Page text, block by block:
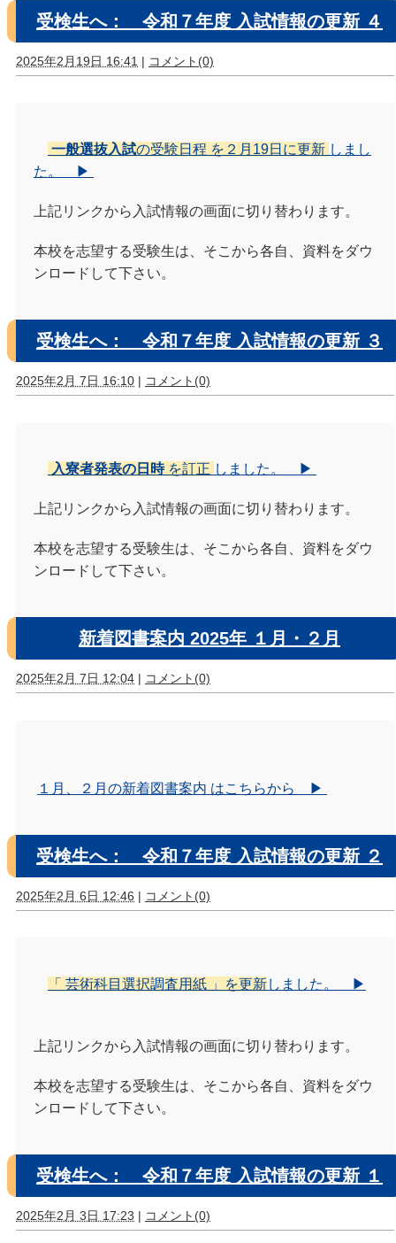
受検生へ： 令和７年度 入試情報の更新 ４
2025年2月19日 16:41 | コメント(0)
一般選抜入試の受験日程 を２月19日に更新 しまし
た。 ▶
上記リンクから入試情報の画面に切り替わります。
本校を志望する受験生は、そこから各自、資料をダウ
ンロードして下さい。
受検生へ： 令和７年度 入試情報の更新 ３
2025年2月 7日 16:10 | コメント(0)
入寮者発表の日時 を訂正 しました。 ▶
上記リンクから入試情報の画面に切り替わります。
本校を志望する受験生は、そこから各自、資料をダウ
ンロードして下さい。
新着図書案内 2025年 １月・２月
2025年2月 7日 12:04 | コメント(0)
１月、２月の新着図書案内 はこちらから ▶
受検生へ： 令和７年度 入試情報の更新 ２
2025年2月 6日 12:46 | コメント(0)
「 芸術科目選択調査用紙 」 を更新しました。 ▶
上記リンクから入試情報の画面に切り替わります。
本校を志望する受験生は、そこから各自、資料をダウ
ンロードして下さい。
受検生へ： 令和７年度 入試情報の更新 １
2025年2月 3日 17:23 | コメント(0)